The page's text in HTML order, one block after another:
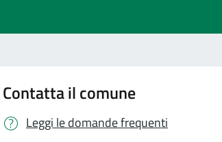
Contatta il comune
Leggi le domande frequenti